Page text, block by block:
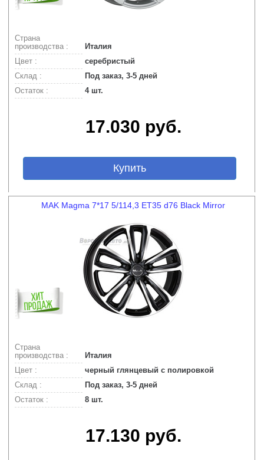
Страна
производства :
Италия
Цвет :
серебристый
Склад :
Под заказ, 3-5 дней
Остаток :
4 шт.
17.030 руб.
Купить
MAK Magma 7*17 5/114,3 ET35 d76 Black Mirror
Страна
производства :
Италия
Цвет :
черный глянцевый с полировкой
Склад :
Под заказ, 3-5 дней
Остаток :
8 шт.
17.130 руб.